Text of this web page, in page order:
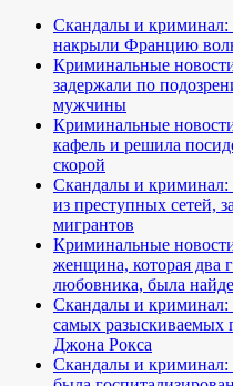
Скандалы и криминал:
накрыли Францию
Криминальные
задержали по
мужчины
Криминальные
кафель и решила
скорой
Скандалы и
из преступных сетей,
мигрантов
Криминальные
женщина, которая два
любовника, была
Скандалы и криминал:
самых разыскиваемых
Джона Рокса
Скандалы и